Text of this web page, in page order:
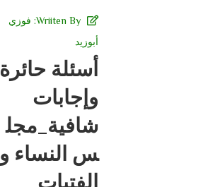
Wriiten By: فوزي
أبوزيد
أسئلة حائرة
وإجابات
شافية_مجل
س النساء و
الفتيات